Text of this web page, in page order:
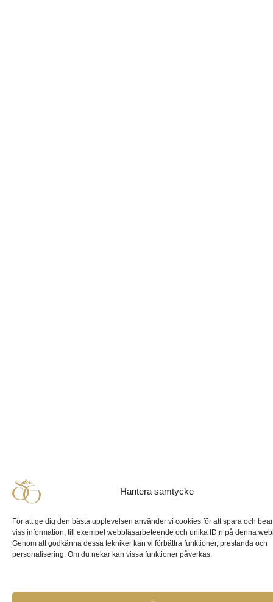
Hantera samtycke
För att ge dig den bästa upplevelsen använder vi cookies för att spara och
viss information, till exempel webbläsarbeteende och unika ID:n på denna
Genom att godkänna dessa tekniker kan vi förbättra funktioner, prestanda och
personalisering. Om du nekar kan vissa funktioner påverkas.